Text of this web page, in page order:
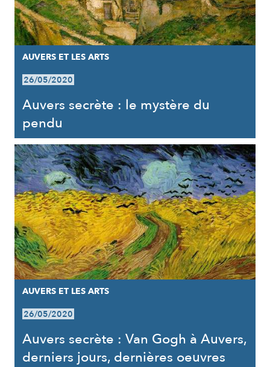
AUVERS ET LES ARTS
26/05/2020
Auvers secrète : le mystère du
pendu
AUVERS ET LES ARTS
26/05/2020
Auvers secrète : Van Gogh à Auvers,
derniers jours, dernières oeuvres